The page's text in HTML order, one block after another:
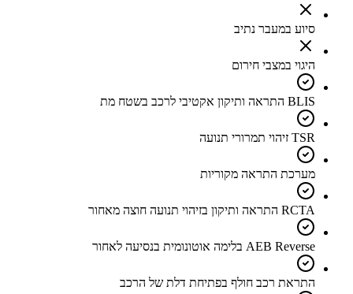
סיוע במעבר נתיב
היגוי במצבי חירום
BLIS התראה ותיקון אקטיבי לרכב בשטח מת
TSR זיהוי תמרורי תנועה
מערכת התראה מקוריות
RCTA התראה ותיקון בזיהוי תנועה חוצה מאחור
AEB Reverse בלימה אוטונומית בנסיעה לאחור
התראת רכב חולף בפתיחת דלת של הרכב